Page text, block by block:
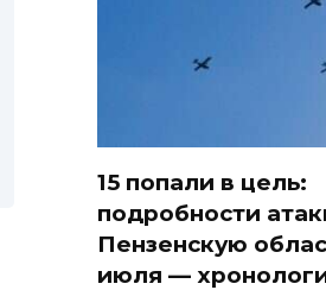
15 попали в цель:
подробности
Пензенскую
июля —